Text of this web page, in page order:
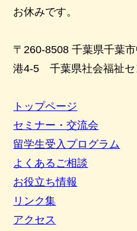
お休みです。
〒260-8508 千葉県千葉
港4-5 千葉県社会福祉セ
トップページ
セミナー・交流会
留学生受入プログラム
よくあるご相談
お役立ち情報
リンク集
アクセス